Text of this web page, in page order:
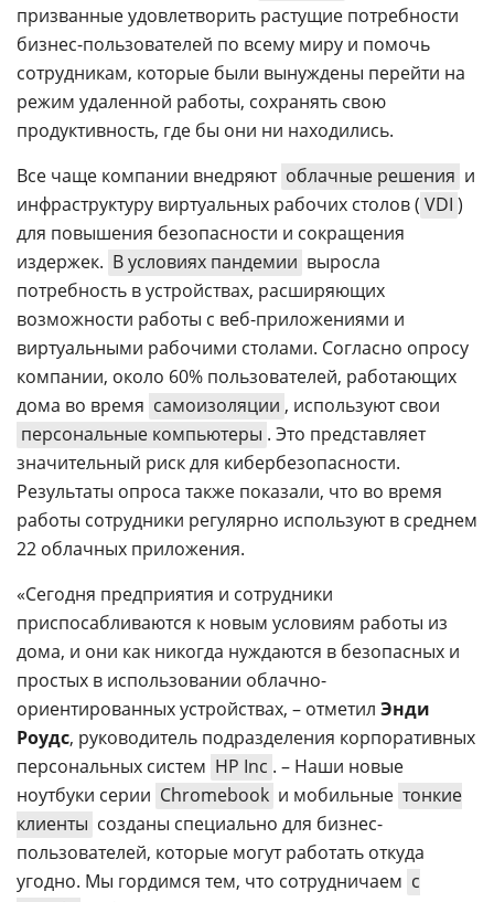
ТВ
издании
Реклама
Вакансии
Контакты
VK
Rutube
призванные удовлетворить растущие потребности
бизнес-пользователей по всему миру и помочь
сотрудникам, которые были вынуждены перейти на
режим удаленной работы, сохранять свою
продуктивность, где бы они ни находились.
Все чаще компании внедряют облачные решения и
инфраструктуру виртуальных рабочих столов ( VDI )
для повышения безопасности и сокращения
издержек. В условиях пандемии выросла
потребность в устройствах, расширяющих
возможности работы с веб-приложениями и
виртуальными рабочими столами. Согласно опросу
компании, около 60% пользователей, работающих
дома во время самоизоляции , используют свои
персональные компьютеры . Это представляет
значительный риск для кибербезопасности.
Результаты опроса также показали, что во время
работы сотрудники регулярно используют в среднем
22 облачных приложения.
«Сегодня предприятия и сотрудники
приспосабливаются к новым условиям работы из
дома, и они как никогда нуждаются в безопасных и
простых в использовании облачно-
ориентированных устройствах, – отметил Энди
Роудс, руководитель подразделения корпоративных
персональных систем HP Inc . – Наши новые
ноутбуки серии Chromebook и мобильные тонкие
клиенты созданы специально для бизнес-
пользователей, которые могут работать откуда
угодно. Мы гордимся тем, что сотрудничаем с